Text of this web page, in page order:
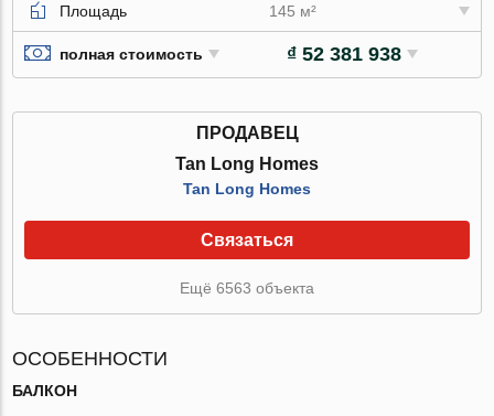
Площадь
145 м²
полная стоимость ₫ 52 381 938
ПРОДАВЕЦ
Tan Long Homes
Tan Long Homes
Связаться
Ещё 6563 объекта
ОСОБЕННОСТИ
БАЛКОН